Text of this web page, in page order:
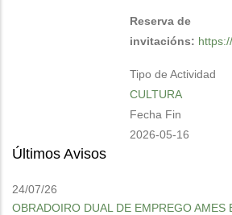
Reserva de
invitacións:
Tipo de Actividad
CULTURA
Fecha Fin
2026-05-16
Últimos Avisos
24/07/26
OBRADOIRO DUAL DE EMPREGO AMES